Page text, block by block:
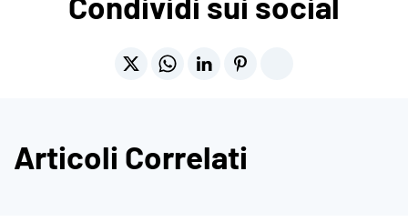
Articoli Correlati